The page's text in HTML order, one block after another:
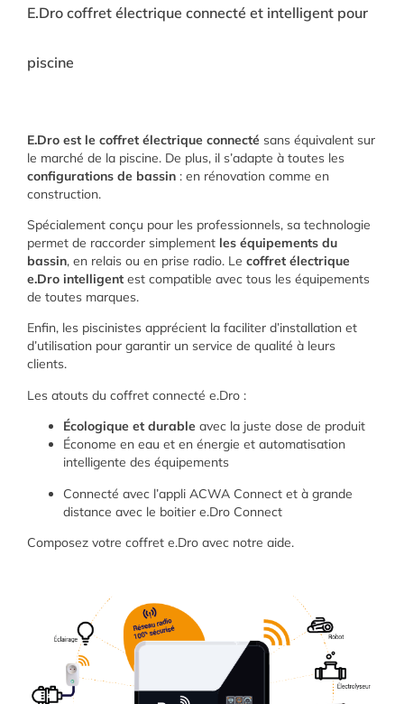
E.Dro coffret électrique connecté et intelligent pour
piscine
E.Dro est le coffret électrique connecté sans équivalent sur
le marché de la piscine. De plus, il s’adapte à toutes les
configurations de bassin : en rénovation comme en
construction.
Spécialement conçu pour les professionnels, sa technologie
permet de raccorder simplement les équipements du
bassin, en relais ou en prise radio. Le coffret électrique
e.Dro intelligent est compatible avec tous les équipements
de toutes marques.
Enfin, les piscinistes apprécient la faciliter d’installation et
d’utilisation pour garantir un service de qualité à leurs
clients.
Les atouts du coffret connecté e.Dro :
Écologique et durable avec la juste dose de produit
Économe en eau et en énergie et automatisation
intelligente des équipements
Connecté avec l’appli ACWA Connect et à grande
distance avec le boitier e.Dro Connect
Composez votre coffret e.Dro avec notre aide.